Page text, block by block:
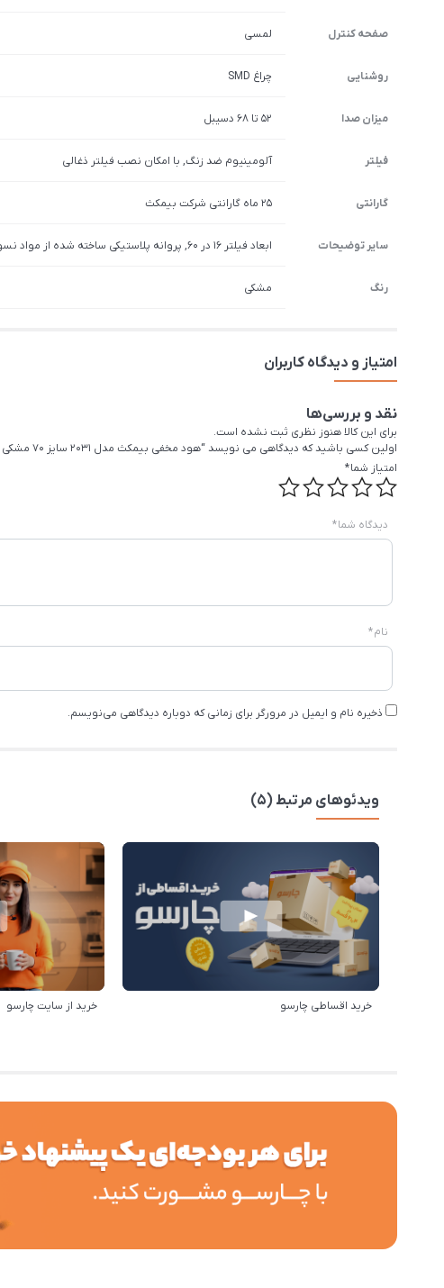
صفحه کنترل لمسی
روشنایی چراغ SMD
میزان صدا 52 تا 68 دسیبل
فیلتر آلومینیوم ضد زنگ, با امکان نصب فیلتر ذغالی
گارانتی 25 ماه گارانتی شرکت بیمکث
سایر توضیحات ابعاد فیلتر 16 در 60, پروانه پلاستیکی ساخته شده از مواد نسوز, دارای ریموت کنترل, دارای صفحه نمایش, دارای کابل برق, قابلیت نصب فیلتر ذغالی, قدرت مکش قوی, موتور توربو
رنگ مشکی
امتیاز و دیدگاه کاربران
نقد و بررسی‌ها
برای این کالا هنوز نظری ثبت نشده است.
اولین کسی باشید که دیدگاهی می نویسد “هود مخفی بیمکث مدل 2031 سایز 70 مشکی پلاس”
امتیاز شما*
دیدگاه شما*
نام*
ذخیره نام و ایمیل در مرورگر برای زمانی که دوباره دیدگاهی می‌نویسم.
ویدئوهای مرتبط (5)
خرید اقساطی چارسو خرید از سایت چارسو